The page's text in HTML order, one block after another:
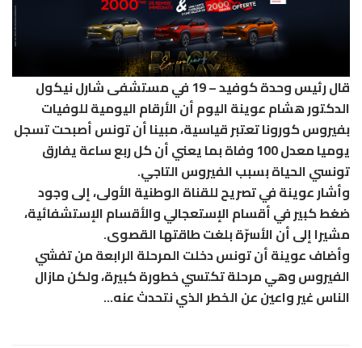
قال رئيس وحدة كوفيد – 19 في مستشفى شارل نيكول
الدكتور هشام عوينة اليوم أن الأرقام اليومية للوفيات
بفيروس كورونا تعتبر قياسية، مبينا أن تونس أصبحت تسجل
يوميا معدل 100 وفاة بما يعني أن كل ربع ساعة يفارق
تونسي الحياة بسبب الفيروس التاجي.
وأشار عوينة في تصريح للقناة الوطنية الأولى، إلى وجود
ضغط كبير في أقسام الإستعجالي والأقسام الإستشفائية،
مشيرا إلى أن الأسرّة بلغت طاقتها القصوى.
وأضاف عوينة أن تونس دخلت المرحلة الرابعة من تفشي
الفيروس وهي مرحلة تكتسي خطورة كبيرة، ولكن مازال
الناس غير واعين عن الخطر الذي نتحدث عنه…